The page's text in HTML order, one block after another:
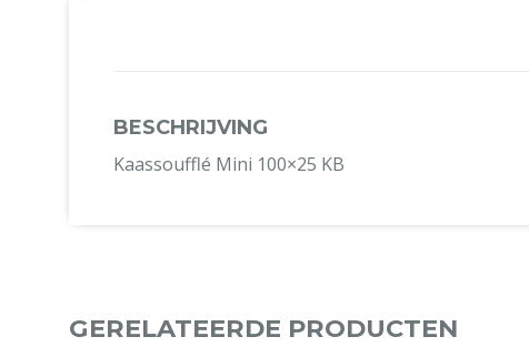
BESCHRIJVING
Kaassoufflé Mini 100×25 KB
GERELATEERDE PRODUCTEN